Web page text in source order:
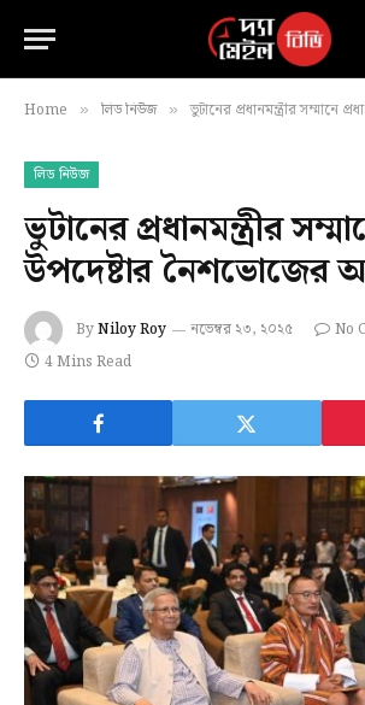
Home » লিড নিউজ » ভুটানের প্রধানমন্ত্রীর সম্মানে
লিড নিউজ
ভুটানের প্রধানমন্ত্রীর
উপদেষ্টার
ByNiloy Roy নভেম্বর ২৩, ২০২৫
No
4 Mins Read